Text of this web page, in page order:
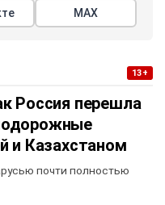
МАХ
13+
Россия перешла
и Казахстаном
почти полностью